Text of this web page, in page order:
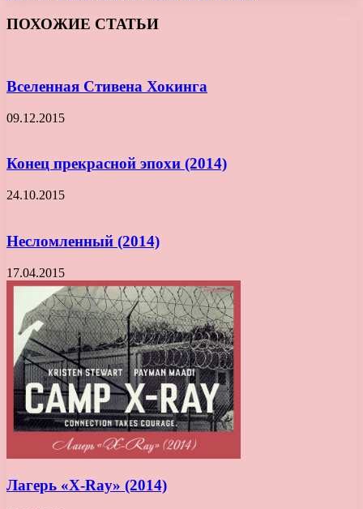
ПОХОЖИЕ СТАТЬИ
Вселенная Стивена Хокинга
09.12.2015
Конец прекрасной эпохи (2014)
24.10.2015
Несломленный (2014)
17.04.2015
Лагерь «X-Ray» (2014)